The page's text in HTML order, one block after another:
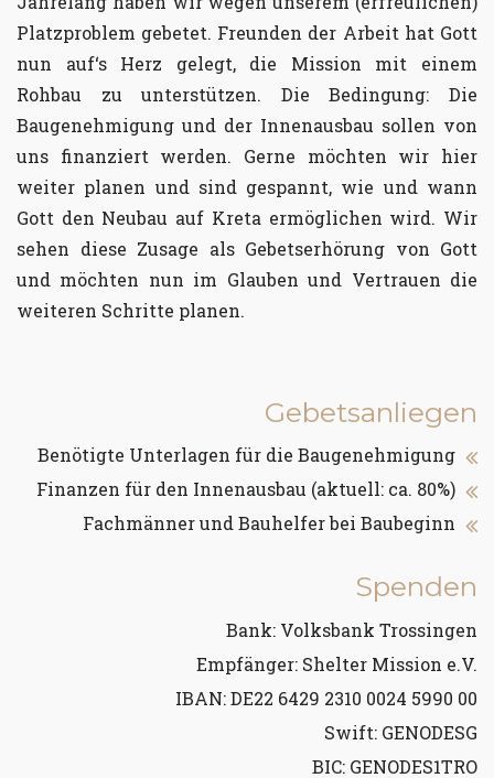
Platzproblem gebetet. Freunden der Arbeit hat Gott
nun auf‘s Herz gelegt, die Mission mit einem
Rohbau zu unterstützen. Die Bedingung: Die
Baugenehmigung und der Innenausbau sollen von
uns finanziert werden. Gerne möchten wir hier
weiter planen und sind gespannt, wie und wann
Gott den Neubau auf Kreta ermöglichen wird. Wir
sehen diese Zusage als Gebetserhörung von Gott
und möchten nun im Glauben und Vertrauen die
weiteren Schritte planen.
Gebetsanliegen
Benötigte Unterlagen für die Baugenehmigung
Finanzen für den Innenausbau (aktuell: ca. 80%)
Fachmänner und Bauhelfer bei Baubeginn
Spenden
Bank: Volksbank Trossingen
Empfänger: Shelter Mission e.V.
IBAN: DE22 6429 2310 0024 5990 00
Swift: GENODESG
BIC: GENODES1TRO